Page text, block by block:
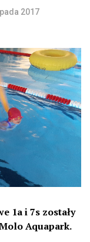
2017
1a i 7s zostały
Aquapark.